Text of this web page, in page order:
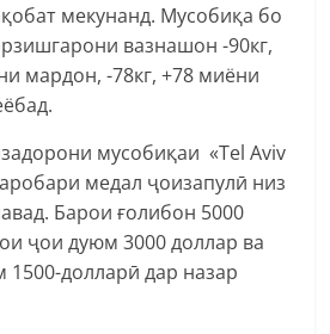
мекунанд. Мусобиқа бо
вазнашон -90кг,
мардон, -78кг, +78 миёни
мусобиқаи «Tel Aviv
медал ҷоизапулӣ низ
Барои ғолибон 5000
ҷои дуюм 3000 доллар ва
долларӣ дар назар